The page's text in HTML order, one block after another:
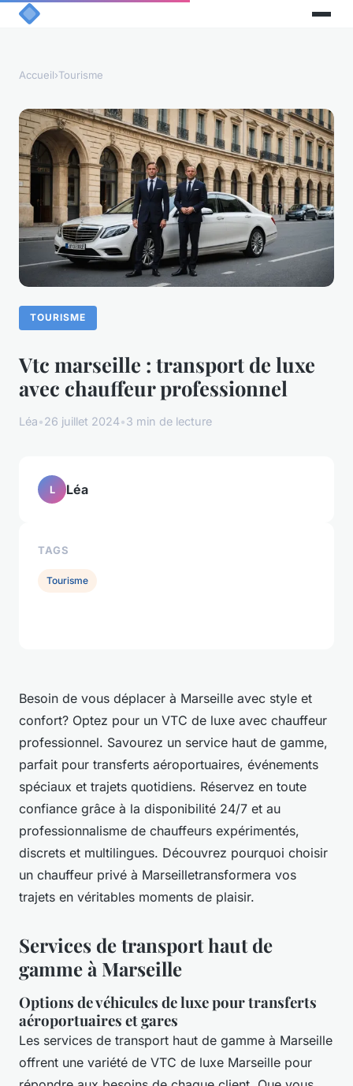
Accueil›Tourisme
TOURISME
Vtc marseille : transport de luxe
avec chauffeur professionnel
Léa•26 juillet 2024•3 min de lecture
Besoin de vous déplacer à Marseille avec style et
confort? Optez pour un VTC de luxe avec chauffeur
professionnel. Savourez un service haut de gamme,
parfait pour transferts aéroportuaires, événements
spéciaux et trajets quotidiens. Réservez en toute
confiance grâce à la disponibilité 24/7 et au
professionnalisme de chauffeurs expérimentés,
discrets et multilingues. Découvrez pourquoi choisir
un chauffeur privé à Marseilletransformera vos
trajets en véritables moments de plaisir.
Services de transport haut de
gamme à Marseille
Options de véhicules de luxe pour transferts
aéroportuaires et gares
Les services de transport haut de gamme à Marseille
offrent une variété de VTC de luxe Marseille pour
L Léa
TAGS
Tourisme